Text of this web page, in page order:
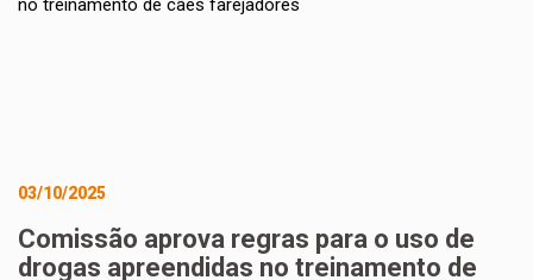
03/10/2025
Comissão aprova regras para o uso de
drogas apreendidas no treinamento de